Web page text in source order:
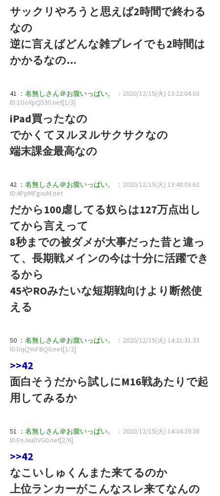
サックリやろうと思えば2時間で終わる
なの
逆に言えばどんな雑プレイでも2時間は
かかるなの…
41 ： 名無しさん＠お腹いっぱい。
：2020/12/15(火) 13:22:04.03
ID:1GoXpQ530.net[1/3]
iPad買ったなの
でかくてヌルヌルサクサクなの
端末課金最高なの
42 ： 名無しさん＠お腹いっぱい。
：2020/12/15(火) 13:48:03.62
ID:4PpMFgxuM.net
だから100虐してる奴らは127万点出し
てから言えって
8秒までの被ダメが大事だった昔と違っ
て、長期戦メインの今は十分に活躍でき
るから
45やROみたいな短期戦向けより断然使
える
50 ： 名無しさん＠お腹いっぱい。
：2020/12/15(火) 14:31:31.33
ID:UqQYnFBQ0.net[1/2]
>>42
面白そうだから試しにM16戦あたりで起
用してみるか
51 ： 名無しさん＠お腹いっぱい。
：2020/12/15(火) 14:34:39.38
ID:FnJxuDVG0.net[2/6]
>>42
なこいしゅくんまた来てるのか
上位ランカーがこんなスレ来てなんの